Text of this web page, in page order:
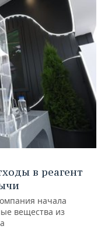
в реагент
начала
вещества из